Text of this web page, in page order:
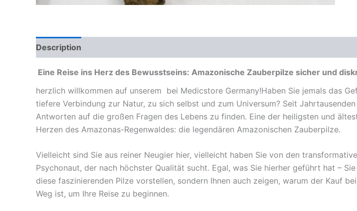
Description
Eine Reise ins Herz des Bewusstseins: Amazonische Zauberpilze sicher und
herzlich willkommen auf unserem bei Medicstore Germany!Haben Sie jemals das
tiefere Verbindung zur Natur, zu sich selbst und zum Universum? Seit
Antworten auf die großen Fragen des Lebens zu finden. Eine der heiligsten und
Herzen des Amazonas-Regenwaldes: die legendären Amazonischen Zauberpilze.
Vielleicht sind Sie aus reiner Neugier hier, vielleicht haben Sie von den
Psychonaut, der nach höchster Qualität sucht. Egal, was Sie hierher geführt hat –
diese faszinierenden Pilze vorstellen, sondern Ihnen auch zeigen, warum der Kauf
Weg ist, um Ihre Reise zu beginnen.